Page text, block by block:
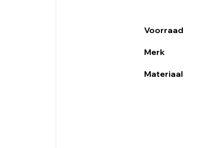
Voorraad
Merk
Materiaal